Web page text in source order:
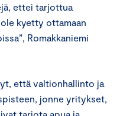
ettei tarjottua
kyetty ottamaan
Romakkaniemi
että valtionhallinto ja
jonne yritykset,